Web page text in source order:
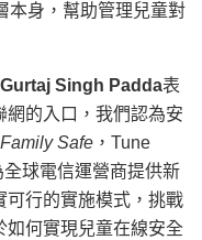
本身，幫助管理兒童對
Singh Padda表
的入口，我們認為安
Safe ，Tune
球電信運營商提供新
可行的實施模式，挑戰
何實現兒童在線安全